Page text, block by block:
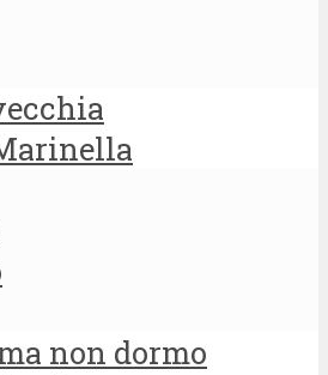
non dormo